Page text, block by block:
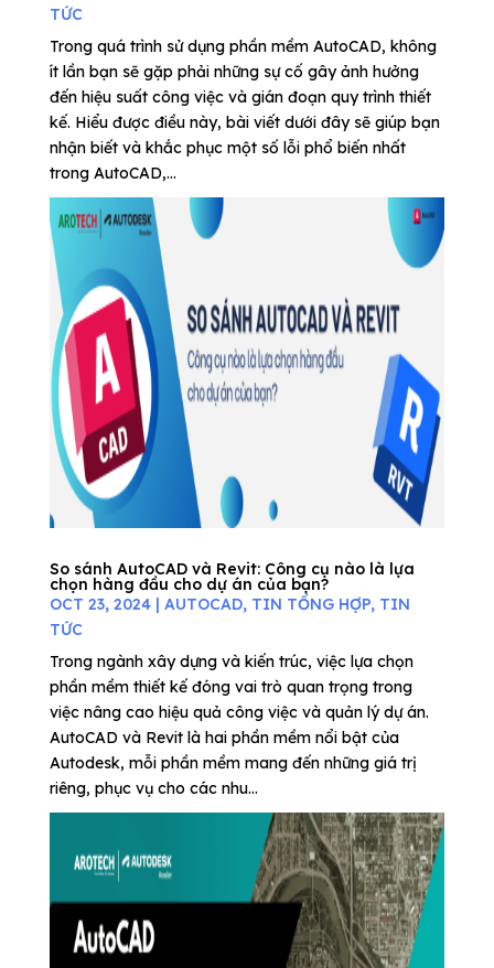
TỨC
Trong quá trình sử dụng phần mềm AutoCAD, không
ít lần bạn sẽ gặp phải những sự cố gây ảnh hưởng
đến hiệu suất công việc và gián đoạn quy trình thiết
kế. Hiểu được điều này, bài viết dưới đây sẽ giúp bạn
nhận biết và khắc phục một số lỗi phổ biến nhất
trong AutoCAD,...
So sánh AutoCAD và Revit: Công cụ nào là lựa
chọn hàng đầu cho dự án của bạn?
OCT 23, 2024| AUTOCAD, TIN TỔNG HỢP, TIN
TỨC
Trong ngành xây dựng và kiến trúc, việc lựa chọn
phần mềm thiết kế đóng vai trò quan trọng trong
việc nâng cao hiệu quả công việc và quản lý dự án.
AutoCAD và Revit là hai phần mềm nổi bật của
Autodesk, mỗi phần mềm mang đến những giá trị
riêng, phục vụ cho các nhu...